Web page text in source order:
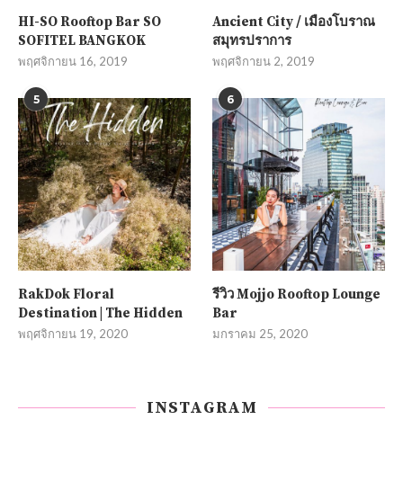
HI-SO Rooftop Bar SO
SOFITEL BANGKOK
พฤศจิกายน 16, 2019
Ancient City / เมืองโบราณ
สมุทรปราการ
พฤศจิกายน 2, 2019
5
RakDok Floral
Destination | The Hidden
พฤศจิกายน 19, 2020
6
รีวิว Mojjo Rooftop Lounge
Bar
มกราคม 25, 2020
INSTAGRAM